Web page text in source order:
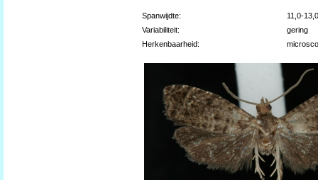
Spanwijdte:
11,0-
Variabiliteit:
gering
Herkenbaarheid: